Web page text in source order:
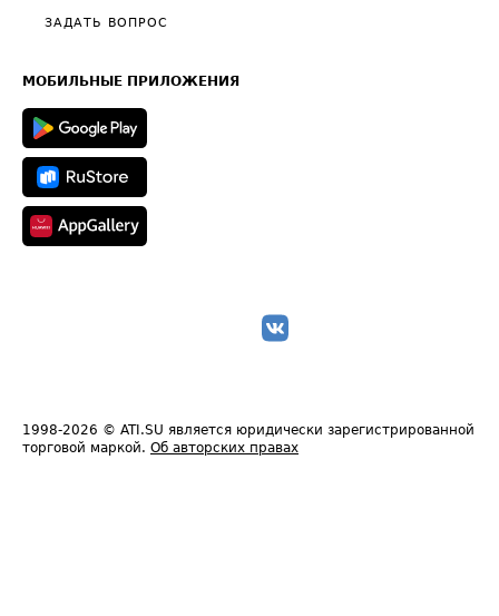
Общие положения
Полезное по перевозкам
Техническая информация
ЗАДАТЬ ВОПРОС
МОБИЛЬНЫЕ ПРИЛОЖЕНИЯ
1998-2026 © ATI.SU является юридически зарегистрированной
торговой маркой. Об авторских правах